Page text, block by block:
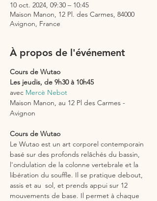
10 oct. 2024, 09:30 – 10:45
Maison Manon, 12 Pl. des Carmes, 84000
Avignon, France
À propos de l'événement
Cours de Wutao
Les jeudis, de 9h30 à 10h45
avec Mercè Nebot
Maison Manon, au 12 Pl des Carmes -
Avignon
Cours de Wutao
Le Wutao est un art corporel contemporain
basé sur des profonds relâchés du bassin,
l'ondulation de la colonne vertebrale et la
libération du souffle. Il se pratique debout,
assis et au  sol, et prends appui sur 12
mouvements de base. Il permet à chaque